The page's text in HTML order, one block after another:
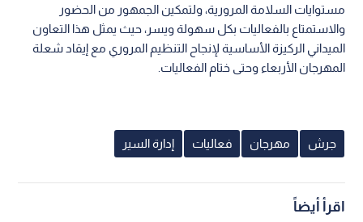
مستوايات السلامة المرورية، ولتمكين الجمهور من الحضور
والاستمتاع بالفعاليات بكل سهولة ويسر، حيث يمثل هذا التعاون
الميداني الركيزة الأساسية لإنجاح التنظيم المروري مع إيقاد شعلة
المهرجان الأربعاء وحتى ختام الفعاليات.
جرش مهرجان فعاليات إدارة السير
اقرأ أيضاً